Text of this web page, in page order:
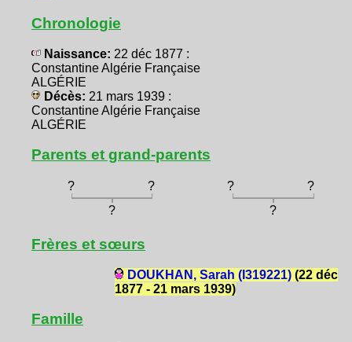
Chronologie
Naissance: 22 déc 1877 :
Constantine Algérie Française
ALGÉRIE
Décès: 21 mars 1939 :
Constantine Algérie Française
ALGÉRIE
Parents et grand-parents
? ? ?
?
?
?
Frères et sœurs
DOUKHAN, Sarah (I319221)(22 déc
1877 - 21 mars 1939)
Famille